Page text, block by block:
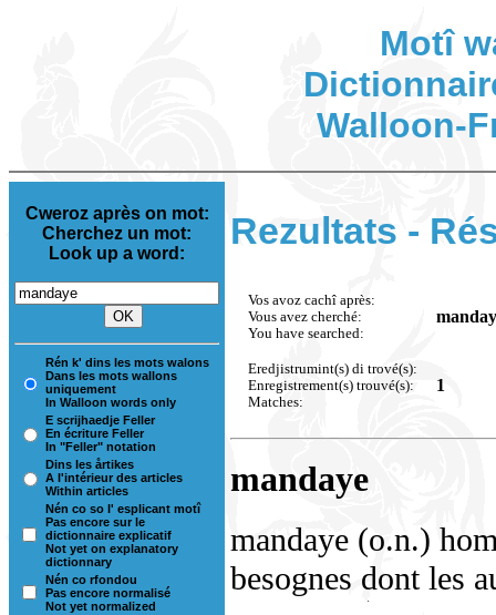
Motî
Walloon-
Cweroz après on mot:
Cherchez un mot:
Look up a word:
Rén k' dins les mots walons
Dans les mots wallons
uniquement
In Walloon words only
E scrijhaedje Feller
En écriture Feller
In "Feller" notation
Dins les årtikes
A l'intérieur des articles
Within articles
Nén co so l' esplicant motî
Pas encore sur le
dictionnaire explicatif
Not yet on explanatory
dictionnary
Nén co rfondou
Pas encore normalisé
Not yet normalized
Rezultats -
Vos avoz cachî après:
Vous avez cherché:
You have searched:
Eredjistrumint(s) di trové(s):
Enregistrement(s) trouvé(s):
Matches:
1
mandaye
mandaye (o.n.)
besognes dont les